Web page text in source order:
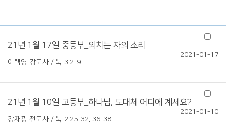
21년 1월 17일 중등부_외치는 자의 소리
이택영 강도사 / 눅 3:2-9
2021-01-17
21년 1월 10일 고등부_하나님, 도대체 어디에 계세요?
강재광 전도사 / 눅 2:25-32, 36-38
2021-01-10